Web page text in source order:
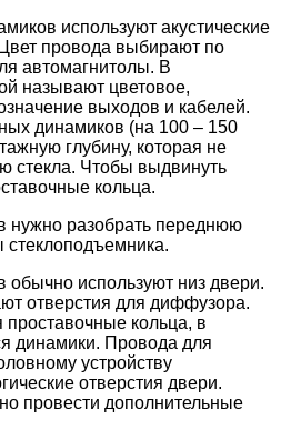
используют акустические
провода выбирают по
автомагнитолы. В
называют цветовое,
выходов и кабелей.
динамиков (на 100 – 150
глубину, которая не
стекла. Чтобы выдвинуть
кольца.
нужно разобрать переднюю
стеклоподъемника.
обычно используют низ двери.
отверстия для диффузора.
проставочные кольца, в
динамики. Провода для
устройству
отверстия двери.
провести дополнительные